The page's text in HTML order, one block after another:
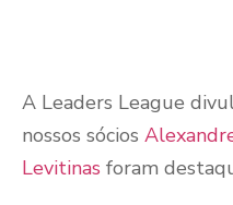
A Leaders League
nossos sócios
Levitinas foram